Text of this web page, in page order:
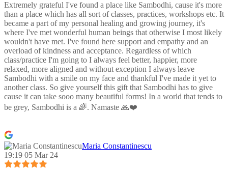
Extremely grateful I've found a place like Sambodhi, cause it's more
than a place which has all sort of classes, practices, workshops etc. It
became a part of my personal healing and growing journey, it's
where I've met wonderful human beings that otherwise I most likely
wouldn't have met. I've found here support and empathy and an
overload of kindness and acceptance. Regardless of which
class/practice I'm going to I always feel better, happier, more
relaxed, more aligned and without exception I always leave
Sambodhi with a smile on my face and thankful I've made it yet to
another class. So give yourself this gift that Sambodhi has to give
cause it can take sooo many beautiful forms! In a world that tends to
be grey, Sambodhi is a 🌈. Namaste 🙏❤️
Maria Constantinescu
19:19 05 Mar 24